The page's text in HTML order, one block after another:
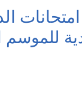
امتحانات